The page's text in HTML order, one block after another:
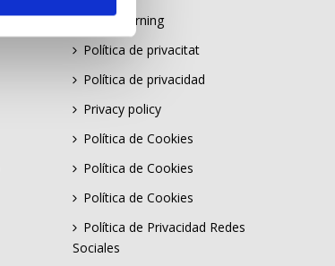
Legal warning
Política de privacitat
Política de privacidad
Privacy policy
Política de Cookies
Política de Cookies
Política de Cookies
Política de Privacidad Redes
Sociales